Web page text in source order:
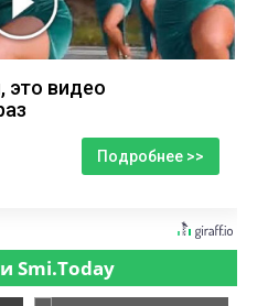
это видео
Подробнее >>